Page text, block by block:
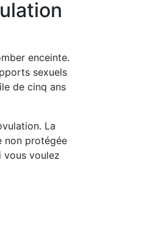
enceinte.
sexuels
de cinq ans
La
non protégée
vous voulez